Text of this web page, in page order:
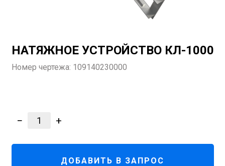
НАТЯЖНОЕ УСТРОЙСТВО КЛ-1000
Номер чертежа: 109140230000
− 1 +
ДОБАВИТЬ В ЗАПРОС